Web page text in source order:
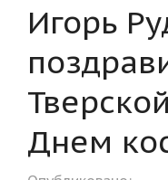
Игорь
Днем